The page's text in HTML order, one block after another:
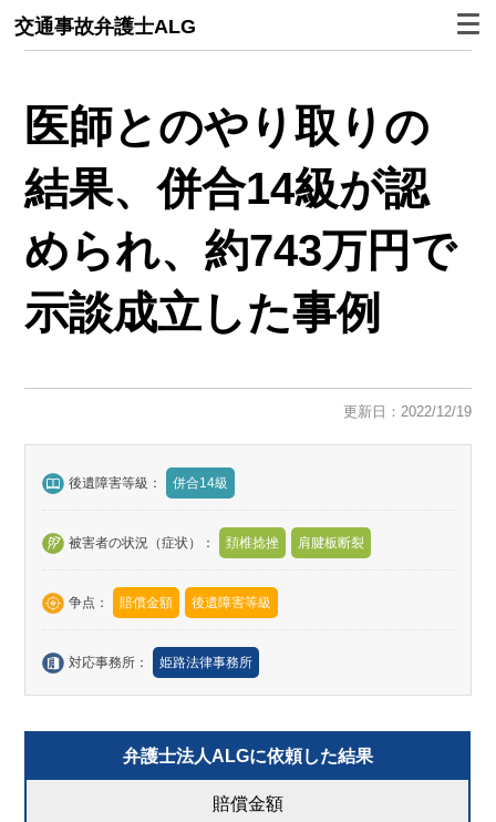
交通事故弁護士ALG
医師とのやり取りの
結果、併合14級が認
められ、約743万円で
示談成立した事例
更新日：2022/12/19
後遺障害等級： 併合14級
被害者の状況（症状）： 頚椎捻挫 肩腱板断裂
争点： 賠償金額 後遺障害等級
対応事務所： 姫路法律事務所
弁護士法人ALGに依頼した結果
賠償金額